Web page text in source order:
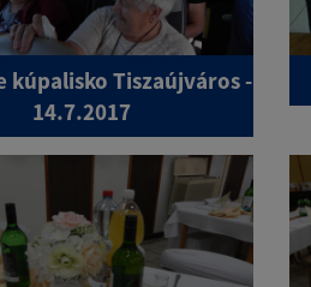
kúpalisko Tiszaújváros -
14.7.2017